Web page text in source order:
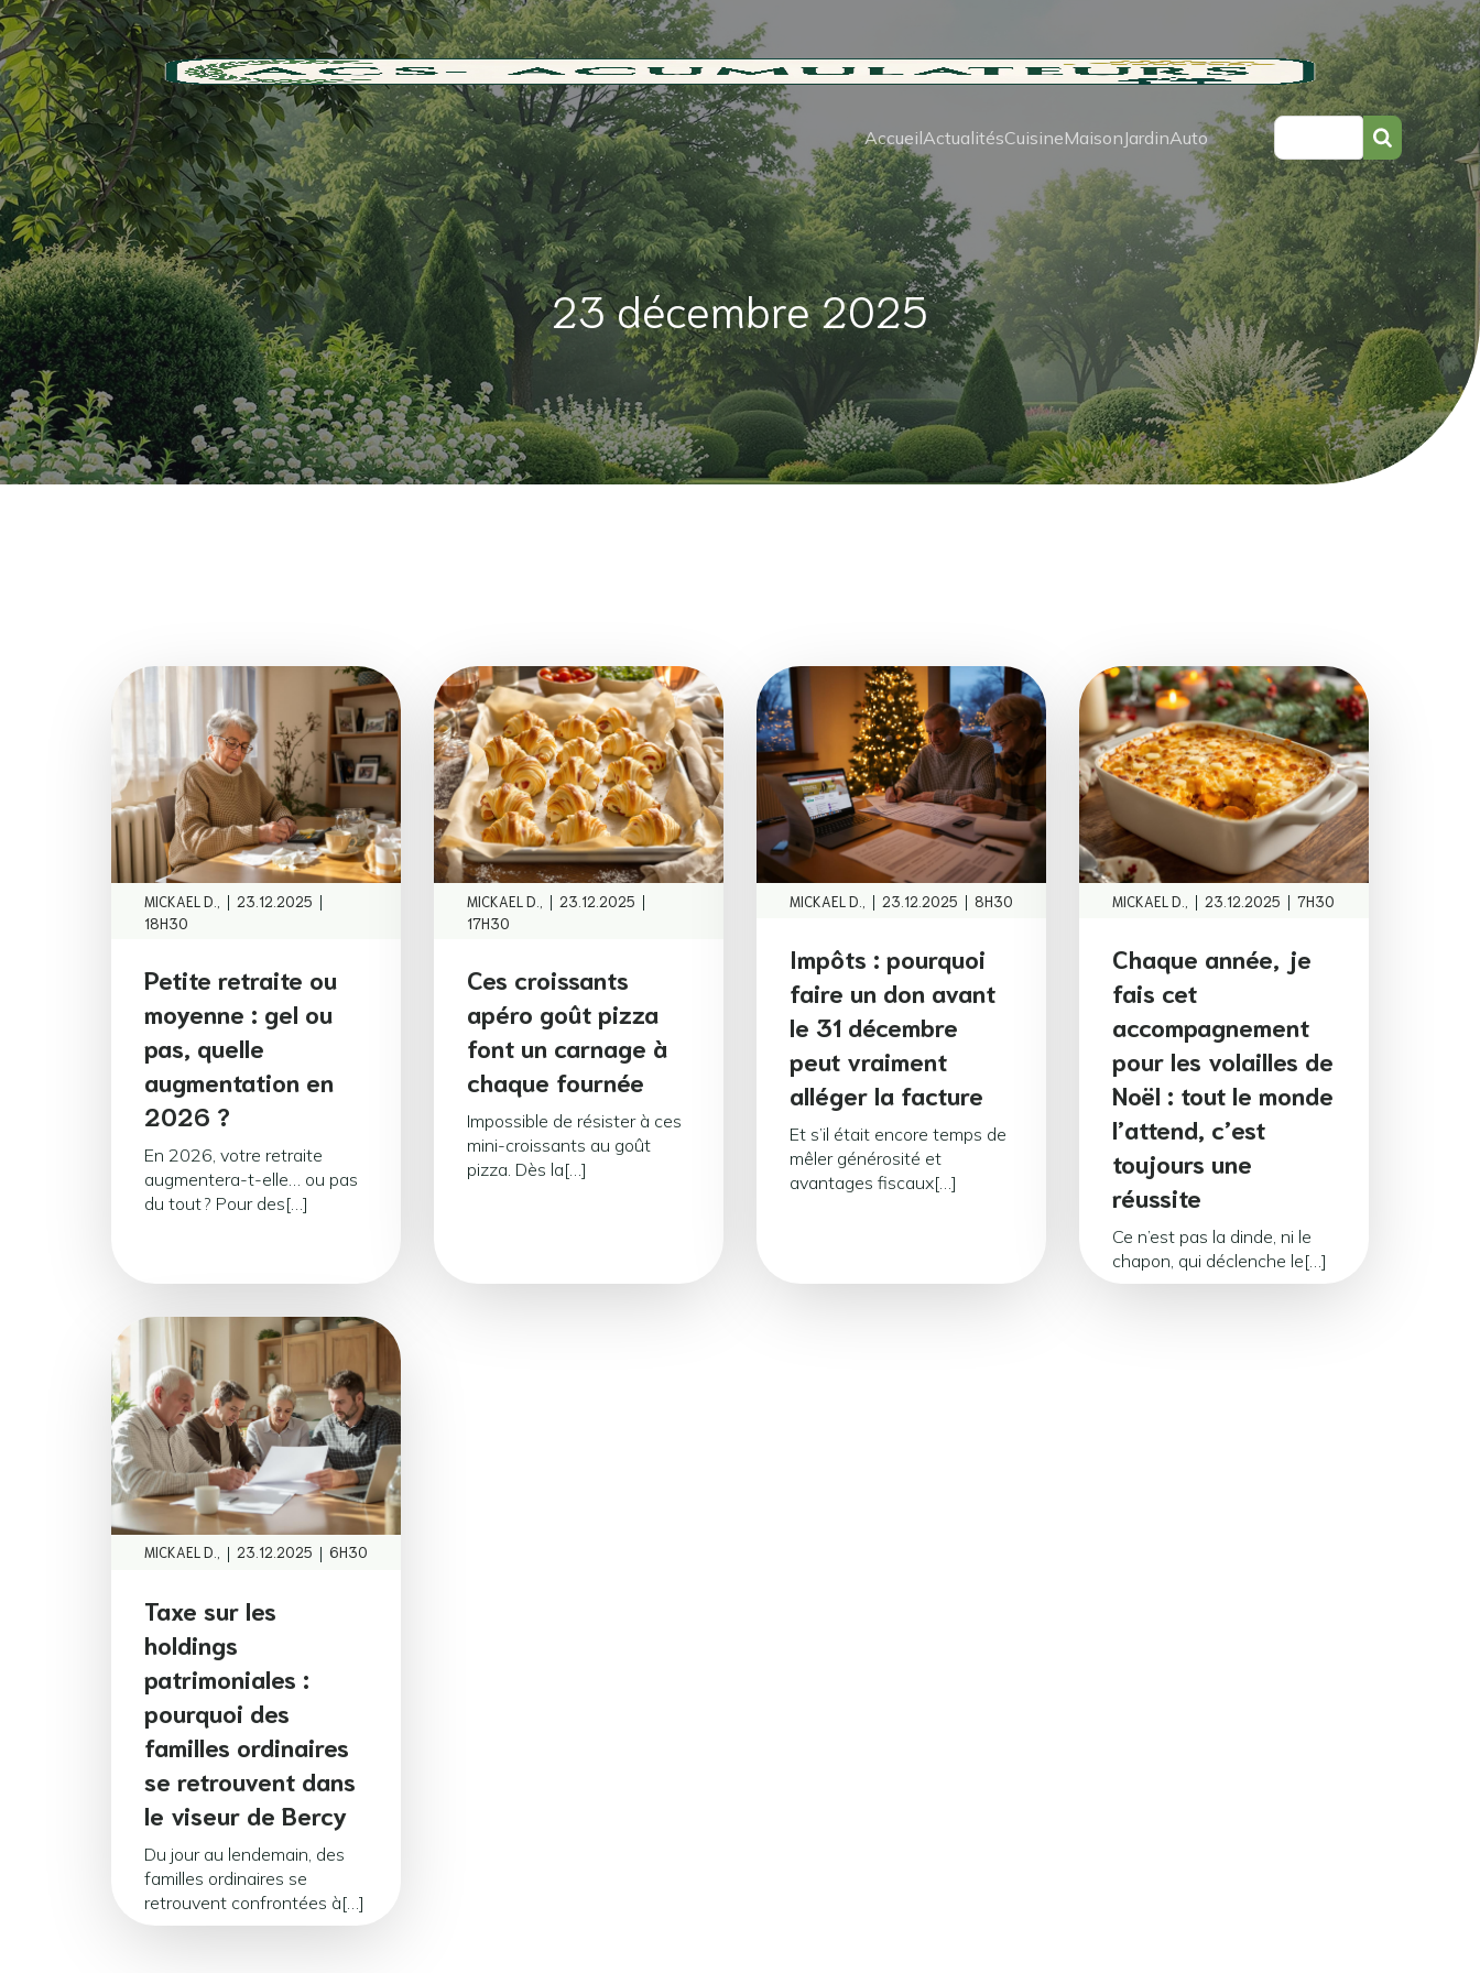
AccueilActualitésCuisineMaison JardinAuto
23 décembre 2025
MICKAEL D., | 23.12.2025 |
18H30
Petite retraite ou
moyenne : gel ou
pas, quelle
augmentation en
2026 ?
En 2026, votre retraite
augmentera-t-elle… ou pas
du tout ? Pour des[…]
MICKAEL D., | 23.12.2025 |
17H30
Ces croissants
apéro goût pizza
font un carnage à
chaque fournée
Impossible de résister à ces
mini-croissants au goût
pizza. Dès la[…]
MICKAEL D., | 23.12.2025 | 8H30
Impôts : pourquoi
faire un don avant
le 31 décembre
peut vraiment
alléger la facture
Et s’il était encore temps de
mêler générosité et
avantages fiscaux[…]
MICKAEL D., | 23.12.2025 | 7H30
Chaque année, je
fais cet
accompagnement
pour les volailles de
Noël : tout le monde
l’attend, c’est
toujours une
réussite
Ce n’est pas la dinde, ni le
chapon, qui déclenche le[…]
MICKAEL D., | 23.12.2025 | 6H30
Taxe sur les
holdings
patrimoniales :
pourquoi des
familles ordinaires
se retrouvent dans
le viseur de Bercy
Du jour au lendemain, des
familles ordinaires se
retrouvent confrontées à[…]